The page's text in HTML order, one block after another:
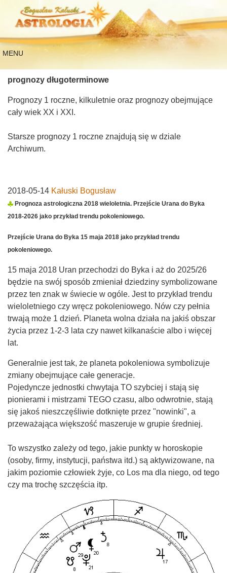
MENU
prognozy długoterminowe
Prognozy 1 roczne, kilkuletnie oraz prognozy obejmujące
cały wiek XX i XXI.
Starsze prognozy 1 roczne znajdują się w dziale
Archiwum.
2018-05-14 Kałuski Bogusław
Prognoza astrologiczna 2018 wieloletnia. Przejście Urana do Byka
2018-2026 jako przykład trendu pokoleniowego.
Przejście Urana do Byka 15 maja 2018 jako przykład trendu
pokoleniowego.
15 maja 2018 Uran przechodzi do Byka i aż do 2025/26
będzie na swój sposób zmieniał dziedziny symbolizowane
przez ten znak w świecie w ogóle. Jest to przykład trendu
wieloletniego czy wręcz pokoleniowego. Nów czy pełnia
trwają może 1 dzień. Planeta wolna działa na jakiś obszar
życia przez 1-2-3 lata czy nawet kilkanaście albo i więcej
lat.
Generalnie jest tak, że planeta pokoleniowa symbolizuje
zmiany obejmujące całe generacje.
Pojedyncze jednostki chwytaja TO szybciej i stają się
pionierami i mistrzami TEGO czasu, albo odwrotnie, stają
się jakoś nieszczęśliwie dotknięte przez "nowinki", a
przeważająca większość maszeruje w grupie średniej.
To wszystko zależy od tego, jakie punkty w horoskopie
(osoby, firmy, instytucji, państwa itd.) są aktywizowane, na
jakim poziomie człowiek żyje, co Los ma dla niego, od tego
czy ma trochę szczęścia itp.